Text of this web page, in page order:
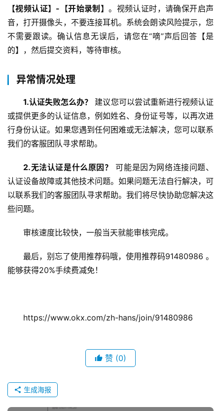
【视频认证】-【开始录制】。视频认证时，请确保开启声
音，打开摄像头，不要连接耳机。系统会朗读风险提示，您
不需要跟读。确认信息无误后，请您在“嘀”声后回答【是
的】，然后提交资料，等待审核。
异常情况处理
1.认证失败怎么办？
建议您可以尝试重新进行视频认证
或提供更多的认证信息，例如姓名、身份证号等，以再次进
行身份认证。如果您遇到任何困难或无法解决，您可以联系
我们的客服团队寻求帮助。
2.无法认证是什么原因？
可能是因为网络连接问题、
认证设备故障或其他技术问题。如果问题无法自行解决，可
以联系我们的客服团队寻求帮助。我们将尽快协助您解决这
些问题。
审核速度比较快，一般当天就能审核完成。
最后，别忘了使用推荐码哦，使用推荐码91480986 。
能够获得20%手续费减免！
https://www.okx.com/zh-hans/join/91480986
赞 (0)
生成海报